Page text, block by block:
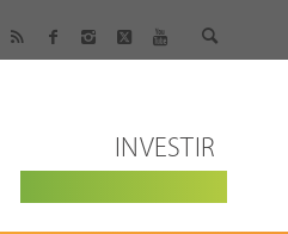
INVESTIR